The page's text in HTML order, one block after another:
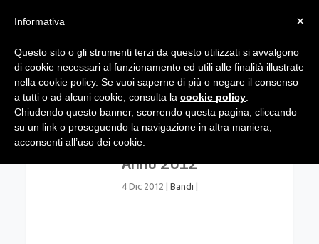
Direttiva Progetti Sperimentali
Anno 2012
4 Dic 2012 Bandi
×
Informativa
Questo sito o gli strumenti terzi da questo utilizzati si avvalgono
di cookie necessari al funzionamento ed utili alle finalità illustrate
nella cookie policy. Se vuoi saperne di più o negare il consenso
a tutti o ad alcuni cookie, consulta la cookie policy.
Chiudendo questo banner, scorrendo questa pagina, cliccando
su un link o proseguendo la navigazione in altra maniera,
acconsenti all’uso dei cookie.